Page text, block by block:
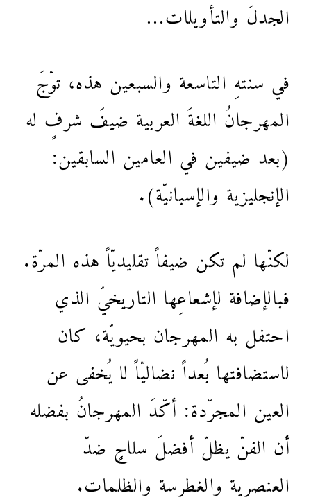
الجدلَ والتأويلات…
في سنتهِ التاسعة والسبعين هذه، توّجَ
المهرجانُ اللغةَ العربية ضيفَ شرفٍ له
(بعد ضيفين في العامين السابقين:
الإنجليزية والإسبانيّة).
لكنّها لم تكن ضيفاً تقليديّاً هذه المرّة.
فبالإضافة لإشعاعِها التاريخيّ الذي
احتفل به المهرجان بحيويّة، كان
لاستضافتها بُعداً نضاليّاً لا يُخفى عن
العين المجرّدة: أكّدَ المهرجانُ بفضله
أن الفنّ يظلّ أفضلَ سلاحٍٍٍ ضدّ
العنصرية والغطرسة والظلمات.